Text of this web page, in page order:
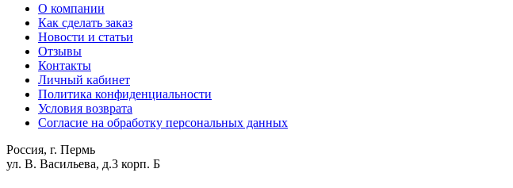
О компании
Как сделать заказ
Новости и статьи
Отзывы
Контакты
Личный кабинет
Политика конфиденциальности
Условия возврата
Согласие на обработку персональных данных
Россия, г. Пермь
ул. В. Васильева, д.3 корп. Б